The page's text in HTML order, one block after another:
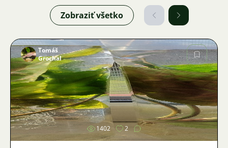
Zobraziť všetko
Obrázok
Tomáš
Grochal
1402 2